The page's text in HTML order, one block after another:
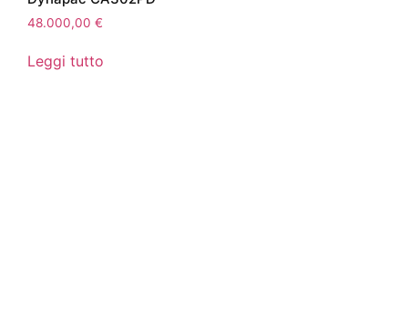
48.000,00 €
Leggi tutto